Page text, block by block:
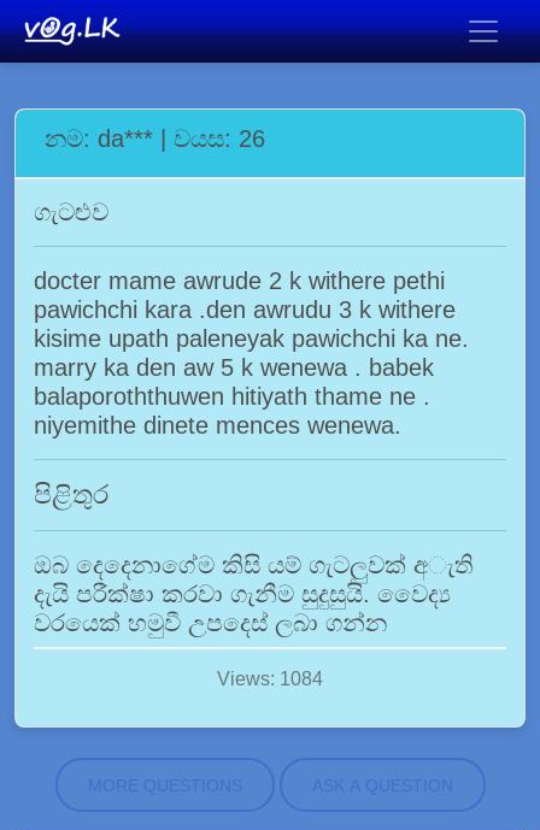
නම: da*** | වයස: 26
ගැටළුව
docter mame awrude 2 k withere pethi
pawichchi kara .den awrudu 3 k withere
kisime upath paleneyak pawichchi ka ne.
marry ka den aw 5 k wenewa . babek
balaporoththuwen hitiyath thame ne .
niyemithe dinete mences wenewa.
පිළිතුර
ඔබ දෙදෙනාගේම කිසි යම් ගැටලුවක් අැති
දැයි පරීක්ෂා කරවා ගැනීම සුදුසුයි. වෙෙද්‍ය
වරයෙක් හමුවී උපදෙස් ලබා ගන්න
Views: 1084
MORE QUESTIONS ASK A QUESTION